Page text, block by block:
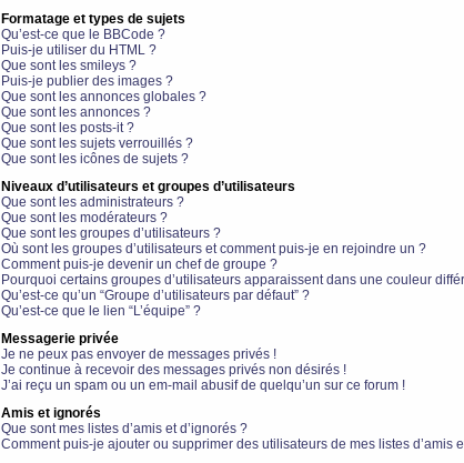
Formatage et types de sujets
Qu’est-ce que le BBCode ?
Puis-je utiliser du HTML ?
Que sont les smileys ?
Puis-je publier des images ?
Que sont les annonces globales ?
Que sont les annonces ?
Que sont les posts-it ?
Que sont les sujets verrouillés ?
Que sont les icônes de sujets ?
Niveaux d’utilisateurs et groupes d’utilisateurs
Que sont les administrateurs ?
Que sont les modérateurs ?
Que sont les groupes d’utilisateurs ?
Où sont les groupes d’utilisateurs et comment puis-je en rejoindre un ?
Comment puis-je devenir un chef de groupe ?
Pourquoi certains groupes d’utilisateurs apparaissent dans une couleur
Qu’est-ce qu’un “Groupe d’utilisateurs par défaut” ?
Qu’est-ce que le lien “L’équipe” ?
Messagerie privée
Je ne peux pas envoyer de messages privés !
Je continue à recevoir des messages privés non désirés !
J’ai reçu un spam ou un em-mail abusif de quelqu’un sur ce forum !
Amis et ignorés
Que sont mes listes d’amis et d’ignorés ?
Comment puis-je ajouter ou supprimer des utilisateurs de mes listes d’amis